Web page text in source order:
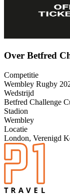
Over Betfred
Competitie
Wembley Rugby
Wedstrijd
Betfred Challenge
Stadion
Wembley
Locatie
London, Verenigd